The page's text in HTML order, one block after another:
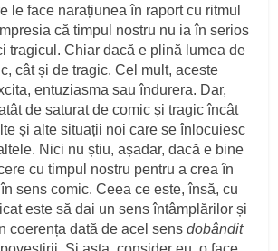
le face narațiunea în raport cu ritmul
că timpul nostru nu ia în serios
tragicul. Chiar dacă e plină lumea de
cât și de tragic. Cel mult, aceste
entuziasma sau îndurera. Dar,
de saturat de comic și tragic încât
și alte situații noi care se înlocuiesc
Nici nu știu, așadar, dacă e bine
cu timpul nostru pentru a crea în
sens comic. Ceea ce este, însă, cu
este să dai un sens întâmplărilor și
coerența dată de acel sensdobândit